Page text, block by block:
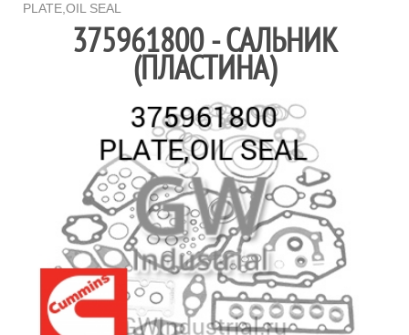
PLATE,OIL SEAL
375961800 - САЛЬНИК
(ПЛАСТИНА)